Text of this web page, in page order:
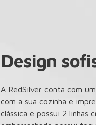
Design
A RedSilver conta com
com a sua cozinha e
clássica e possui 2 linhas